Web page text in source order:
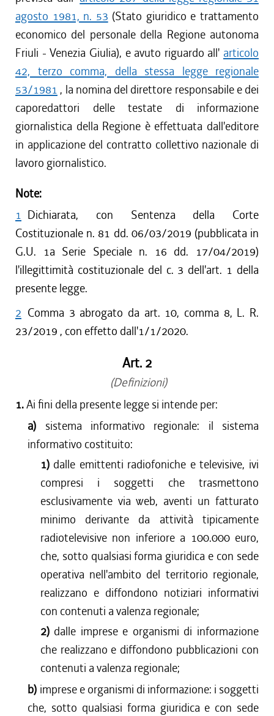
agosto 1981, n. 53 (Stato giuridico e trattamento
economico del personale della Regione autonoma
Friuli - Venezia Giulia), e avuto riguardo all' articolo
42, terzo comma, della stessa legge regionale
53/1981 , la nomina del direttore responsabile e dei
caporedattori delle testate di informazione
giornalistica della Regione è effettuata dall'editore
in applicazione del contratto collettivo nazionale di
lavoro giornalistico.
Note:
1 Dichiarata, con Sentenza della Corte
Costituzionale n. 81 dd. 06/03/2019 (pubblicata in
G.U. 1a Serie Speciale n. 16 dd. 17/04/2019)
l'illegittimità costituzionale del c. 3 dell'art. 1 della
presente legge.
2 Comma 3 abrogato da art. 10, comma 8, L. R.
23/2019 , con effetto dall'1/1/2020.
Art. 2
(Definizioni)
1.Ai fini della presente legge si intende per:
a) sistema informativo regionale: il sistema
informativo costituito:
1) dalle emittenti radiofoniche e televisive, ivi
compresi i soggetti che trasmettono
esclusivamente via web, aventi un fatturato
minimo derivante da attività tipicamente
radiotelevisive non inferiore a 100.000 euro,
che, sotto qualsiasi forma giuridica e con sede
operativa nell'ambito del territorio regionale,
realizzano e diffondono notiziari informativi
con contenuti a valenza regionale;
2) dalle imprese e organismi di informazione
che realizzano e diffondono pubblicazioni con
contenuti a valenza regionale;
b) imprese e organismi di informazione: i soggetti
che, sotto qualsiasi forma giuridica e con sede